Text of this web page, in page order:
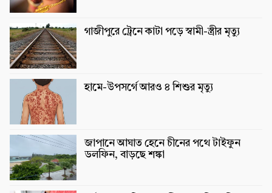
গাজীপুরে ট্রেনে কাটা পড়ে স্বামী-স্ত্রীর মৃত্যু
হামে-উপসর্গে আরও ৪ শিশুর মৃত্যু
জাপানে আঘাত হেনে চীনের পথে টাইফুন
ডলফিন, বাড়ছে শঙ্কা